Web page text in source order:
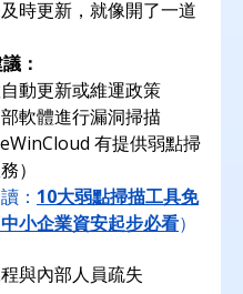
時更新，就像開了一道
：
動更新或維運政策
軟體進行漏洞掃描
有提供弱點掃
）
： 10大弱點掃描工具免
小企業資安起步必看）
與內部人員疏失